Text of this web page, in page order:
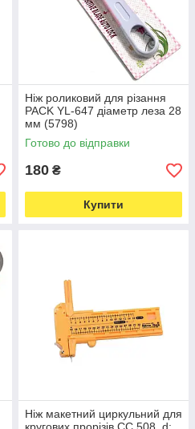
Ніж роликовий для різання
PACK YL-647 діаметр леза 28
мм (5798)
Готово до відправки
180 ₴
Купити
Ніж макетний циркульний для